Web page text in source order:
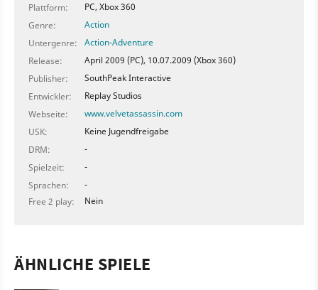
Plattform:
PC, Xbox 360
Genre:
Action
Untergenre:
Action-Adventure
Release:
April 2009 (PC), 10.07.2009 (Xbox 360)
Publisher:
SouthPeak Interactive
Entwickler:
Replay Studios
Webseite:
www.velvetassassin.com
USK:
Keine Jugendfreigabe
DRM:
-
Spielzeit:
-
Sprachen:
-
Free 2 play:
Nein
ÄHNLICHE SPIELE